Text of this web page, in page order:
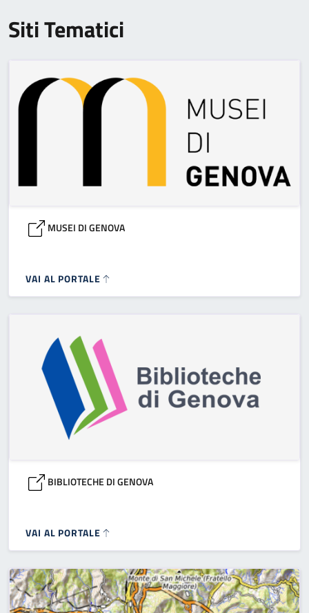
Siti Tematici
MUSEI DI GENOVA
VAI AL PORTALE
BIBLIOTECHE DI GENOVA
VAI AL PORTALE